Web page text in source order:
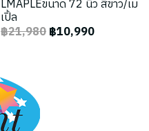
LMAPLEขนาด 72 นิ้ว สีขาว/เม
เปิ้ล
฿21,980฿10,990